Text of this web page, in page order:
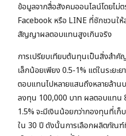
ข้อมูลจากสื่อสังคมออนไลน์โดยไม่ต
Facebook หรือ LINE ที่ชักชวนใ
สัญญาผลตอบแทนสูงเกินจริง
การเปรียบเทียบต้นทุนเป็นสิ่งสำคั
เล็กน้อยเพียง 0.5-1% แต่ในระยะ
ตอบแทนไปหลายแสนถึงหลายล้าน
ลงทุน 100,000 บาท ผลตอบแทน
1.5% จะมีเงินน้อยกว่ากองทุนที่เ
ใน 30 ปี ดังนั้นการเลือกผลิตภัณฑ์